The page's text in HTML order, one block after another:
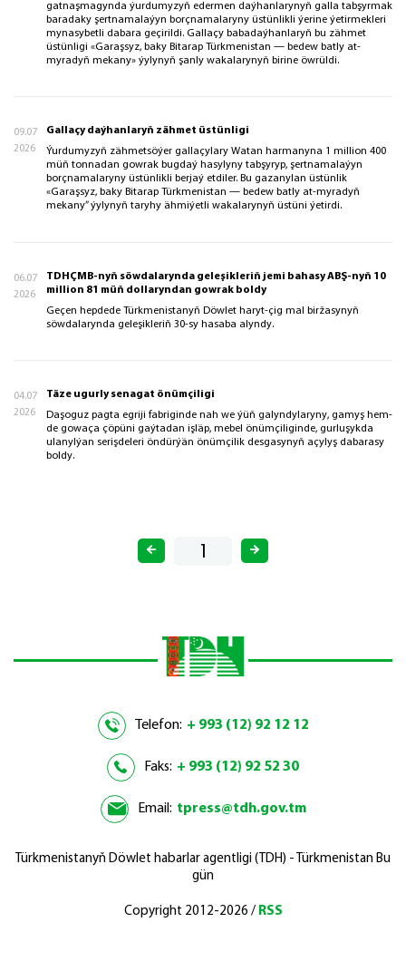
gatnaşmagynda ýurdumyzyň edermen daýhanlarynyň galla tabşyrmak
baradaky şertnamalaýyn borçnamalaryny üstünlikli ýerine ýetirmekleri
mynasybetli dabara geçirildi. Gallaçy babadaýhanlaryň bu zähmet
üstünligi «Garaşsyz, baky Bitarap Türkmenistan — bedew batly at-
myradyň mekany» ýylynyň şanly wakalarynyň birine öwrüldi.
09.07
2026
Gallaçy daýhanlaryň zähmet üstünligi
Ýurdumyzyň zähmetsöýer gallaçylary Watan harmanyna 1 million 400
müň tonnadan gowrak bugdaý hasylyny tabşyryp, şertnamalaýyn
borçnamalaryny üstünlikli berjaý etdiler. Bu gazanylan üstünlik
«Garaşsyz, baky Bitarap Türkmenistan — bedew batly at-myradyň
mekany” ýylynyň taryhy ähmiýetli wakalarynyň üstüni ýetirdi.
06.07
2026
TDHÇMB-nyň söwdalarynda geleşikleriň jemi bahasy ABŞ-nyň 10
million 81 müň dollaryndan gowrak boldy
Geçen hepdede Türkmenistanyň Döwlet haryt-çig mal biržasynyň
söwdalarynda geleşikleriň 30-sy hasaba alyndy.
04.07
2026
Täze ugurly senagat önümçiligi
Daşoguz pagta egriji fabriginde nah we ýüň galyndylaryny, gamyş hem-
de gowaça çöpüni gaýtadan işläp, mebel önümçiliginde, gurluşykda
ulanylýan serişdeleri öndürýän önümçilik desgasynyň açylyş dabarasy
boldy.
Telefon: + 993 (12) 92 12 12
Faks: + 993 (12) 92 52 30
Email: tpress@tdh.gov.tm
Türkmenistanyň Döwlet habarlar agentligi (TDH) - Türkmenistan Bu
gün
Copyright 2012-2026 / RSS